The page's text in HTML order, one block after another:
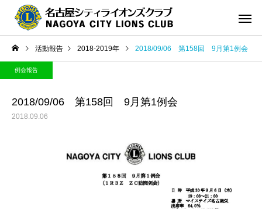
活動報告 2018-2019年 2018/09/06 第158回 9月第1例会
例会報告
2018/09/06 第158回 9月第1例会
2018.09.06